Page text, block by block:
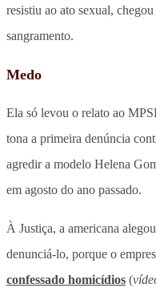
resistiu ao ato sexual,
sangramento.
Medo
Ela só levou o relato ao
tona a primeira denúncia
agredir a modelo Helena
em agosto do ano passado.
À Justiça, a americana
denunciá-lo, porque o
confessado homicídios (